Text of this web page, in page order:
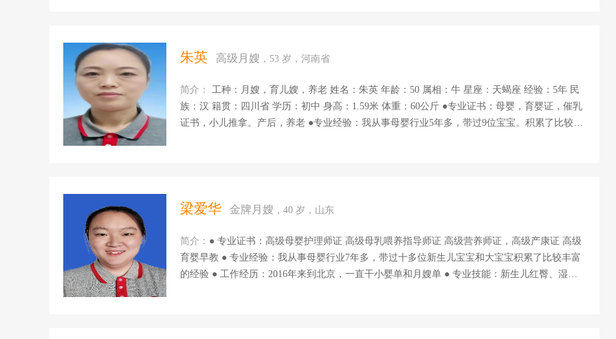
各个阶段月子餐，各种家常菜。 6. 特别经历：2019年经学校老师推荐去北京市北坞路某小区服
朱英 高级月嫂 ，53 岁，河南省
简介：
族：汉 籍贯：四川省 学历：初中 身高：1.59米 体重：60公斤 ●专业证书：母婴，育婴证，催乳
证书，小儿推拿。产后，养老 ●专业经验：我从事母婴行业5年多，带过9位宝宝。积累了比较丰
半。 2019年1月份到6月份，接月嫂单，带4个宝宝，8月份外派单来北京朝阳区，宝宝2个月到
梁爱华 金牌月嫂 ，40 岁，山东
简介： ● 专业证书：高级母婴护理师证 高级母乳喂养指导师证 高级营养师证，高级产康证 高级
育婴早教 ● 专业经验：我从事母婴行业7年多，带过十多位新生儿宝宝和大宝宝积累了比较丰富
的经验 ● 工作经历：2016年来到北京，一直干小婴单和月嫂单 ● 专业技能：新生儿红臀、湿疹